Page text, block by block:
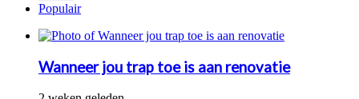
Populair
Wanneer jou trap toe is aan renovatie